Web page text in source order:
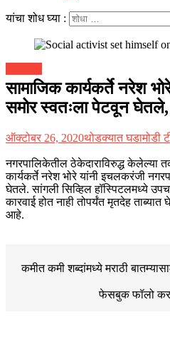
यांचा शोध घ्या :
सामाजिक कार्यकर्ते नरेश
समोर स्वतःला पेटवून घेतले,
ऑक्टोबर 26, 2020थोडक्यात घडामोडी
नगरपालिकेतील ठेकेदाराविरुद्ध केलेल्या
कार्यकर्ते नरेश भोरे यांनी इचलकरंजी
घेतले. सांगली सिव्हिल हॉस्पिटलमध्ये
कारवाई होत नाही तोपर्यंत मृतदेह
आहे.
कमीत कमी शब्दांमध्ये मराठी
फेसबुकफॉलो